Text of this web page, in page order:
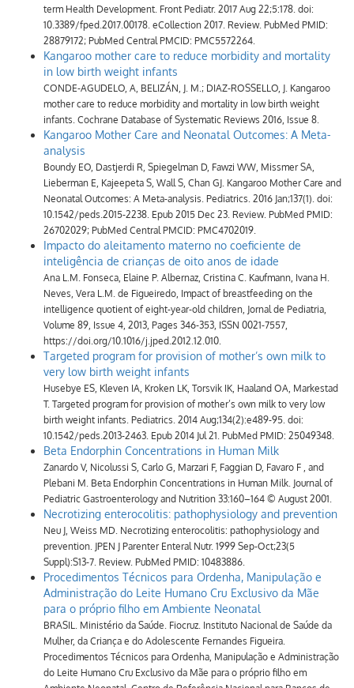
term Health Development. Front Pediatr. 2017 Aug 22;5:178. doi:
10.3389/fped.2017.00178. eCollection 2017. Review. PubMed PMID:
28879172; PubMed Central PMCID: PMC5572264.
Kangaroo mother care to reduce morbidity and mortality
in low birth weight infants
CONDE-AGUDELO, A, BELIZÁN, J. M.; DIAZ-ROSSELLO, J. Kangaroo
mother care to reduce morbidity and mortality in low birth weight
infants. Cochrane Database of Systematic Reviews 2016, Issue 8.
Kangaroo Mother Care and Neonatal Outcomes: A Meta-
analysis
Boundy EO, Dastjerdi R, Spiegelman D, Fawzi WW, Missmer SA,
Lieberman E, Kajeepeta S, Wall S, Chan GJ. Kangaroo Mother Care and
Neonatal Outcomes: A Meta-analysis. Pediatrics. 2016 Jan;137(1). doi:
10.1542/peds.2015-2238. Epub 2015 Dec 23. Review. PubMed PMID:
26702029; PubMed Central PMCID: PMC4702019.
Impacto do aleitamento materno no coeficiente de
inteligência de crianças de oito anos de idade
Ana L.M. Fonseca, Elaine P. Albernaz, Cristina C. Kaufmann, Ivana H.
Neves, Vera L.M. de Figueiredo, Impact of breastfeeding on the
intelligence quotient of eight-year-old children, Jornal de Pediatria,
Volume 89, Issue 4, 2013, Pages 346-353, ISSN 0021-7557,
https://doi.org/10.1016/j.jped.2012.12.010.
Targeted program for provision of mother’s own milk to
very low birth weight infants
Husebye ES, Kleven IA, Kroken LK, Torsvik IK, Haaland OA, Markestad
T. Targeted program for provision of mother’s own milk to very low
birth weight infants. Pediatrics. 2014 Aug;134(2):e489-95. doi:
10.1542/peds.2013-2463. Epub 2014 Jul 21. PubMed PMID: 25049348.
Beta Endorphin Concentrations in Human Milk
Zanardo V, Nicolussi S, Carlo G, Marzari F, Faggian D, Favaro F , and
Plebani M. Beta Endorphin Concentrations in Human Milk. Journal of
Pediatric Gastroenterology and Nutrition 33:160–164 © August 2001.
Necrotizing enterocolitis: pathophysiology and prevention
Neu J, Weiss MD. Necrotizing enterocolitis: pathophysiology and
prevention. JPEN J Parenter Enteral Nutr. 1999 Sep-Oct;23(5
Suppl):S13-7. Review. PubMed PMID: 10483886.
Procedimentos Técnicos para Ordenha, Manipulação e
Administração do Leite Humano Cru Exclusivo da Mãe
para o próprio filho em Ambiente Neonatal
BRASIL. Ministério da Saúde. Fiocruz. Instituto Nacional de Saúde da
Mulher, da Criança e do Adolescente Fernandes Figueira.
Procedimentos Técnicos para Ordenha, Manipulação e Administração
do Leite Humano Cru Exclusivo da Mãe para o próprio filho em